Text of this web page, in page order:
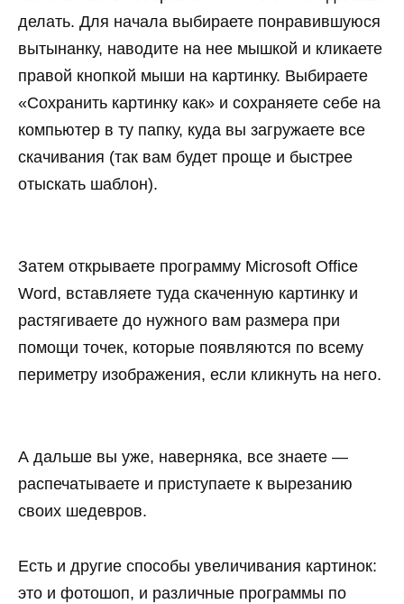
делать. Для начала выбираете понравившуюся
вытынанку, наводите на нее мышкой и кликаете
правой кнопкой мыши на картинку. Выбираете
«Сохранить картинку как» и сохраняете себе на
компьютер в ту папку, куда вы загружаете все
скачивания (так вам будет проще и быстрее
отыскать шаблон).
Затем открываете программу Microsoft Office
Word, вставляете туда скаченную картинку и
растягиваете до нужного вам размера при
помощи точек, которые появляются по всему
периметру изображения, если кликнуть на него.
А дальше вы уже, наверняка, все знаете —
распечатываете и приступаете к вырезанию
своих шедевров.
Есть и другие способы увеличивания картинок:
это и фотошоп, и различные программы по